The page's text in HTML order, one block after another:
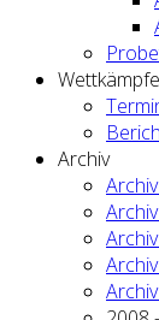
Wettkämpfe
Archiv